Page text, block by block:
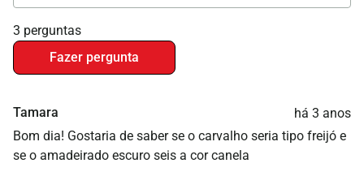
3 perguntas
Fazer pergunta
Tamara
há 3 anos
Bom dia! Gostaria de saber se o carvalho seria tipo freijó e
se o amadeirado escuro seis a cor canela